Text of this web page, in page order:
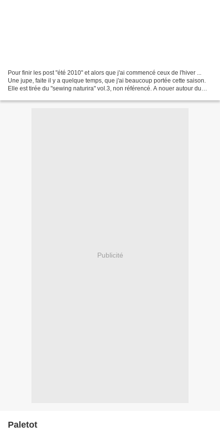
Pour finir les post "été 2010" et alors que j'ai commencé ceux de l'hiver ...
Une jupe, faite il y a quelque temps, que j'ai beaucoup portée cette saison.
Elle est tirée du "sewing naturira" vol.3, non référencé. A nouer autour du
Publicité
Paletot